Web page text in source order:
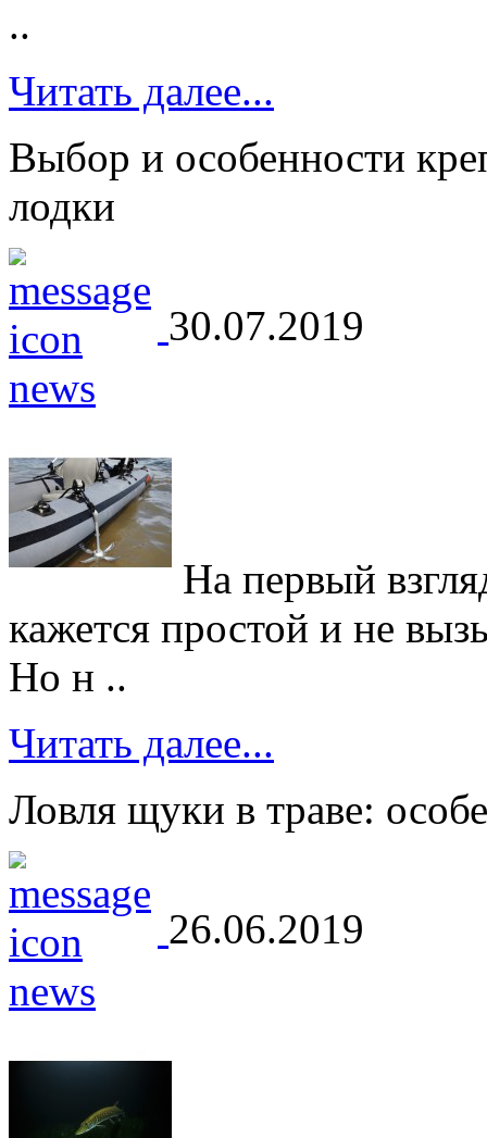
..
Читать далее...
Выбор и особенности
лодки
30.07.2019
На первый
кажется простой и не
Но н ..
Читать далее...
Ловля щуки в траве:
26.06.2019